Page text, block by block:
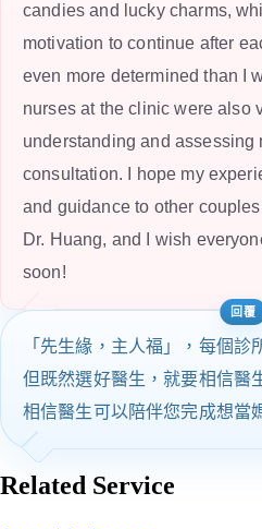
candies and lucky charms,
motivation to continue after
even more determined than I
nurses at the clinic were also
understanding and assessing
consultation. I hope my
and guidance to other
Dr. Huang, and I wish
soon!
「先生緣，主人福」，每個
但既然選好醫生，就要相信醫
相信醫生可以陪伴您完成想當
Related Service